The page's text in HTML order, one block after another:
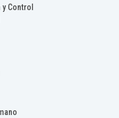
Control